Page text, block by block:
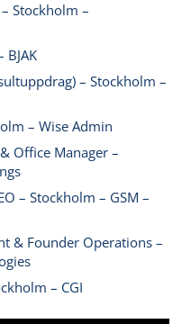
Stockholm –
BJAK
– Stockholm –
– Wise Admin
Office Manager –
– Stockholm – GSM –
& Founder Operations –
– CGI